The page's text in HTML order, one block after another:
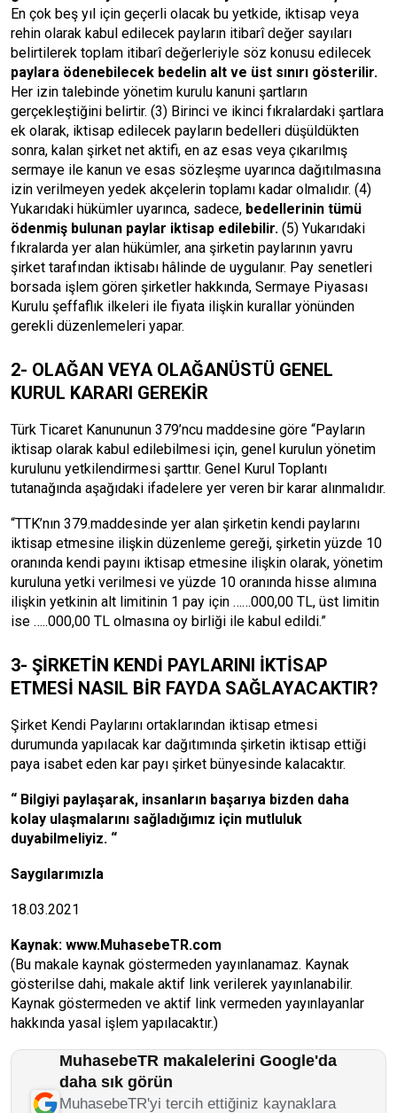
En çok beş yıl için geçerli olacak bu yetkide, iktisap veya
rehin olarak kabul edilecek payların itibarî değer sayıları
belirtilerek toplam itibarî değerleriyle söz konusu edilecek
paylara ödenebilecek bedelin alt ve üst sınırı gösterilir.
Her izin talebinde yönetim kurulu kanuni şartların
gerçekleştiğini belirtir. (3) Birinci ve ikinci fıkralardaki şartlara
ek olarak, iktisap edilecek payların bedelleri düşüldükten
sonra, kalan şirket net aktifi, en az esas veya çıkarılmış
sermaye ile kanun ve esas sözleşme uyarınca dağıtılmasına
izin verilmeyen yedek akçelerin toplamı kadar olmalıdır. (4)
Yukarıdaki hükümler uyarınca, sadece, bedellerinin tümü
ödenmiş bulunan paylar iktisap edilebilir. (5) Yukarıdaki
fıkralarda yer alan hükümler, ana şirketin paylarının yavru
şirket tarafından iktisabı hâlinde de uygulanır. Pay senetleri
borsada işlem gören şirketler hakkında, Sermaye Piyasası
Kurulu şeffaflık ilkeleri ile fiyata ilişkin kurallar yönünden
gerekli düzenlemeleri yapar.
2- OLAĞAN VEYA OLAĞANÜSTÜ GENEL
KURUL KARARI GEREKİR
Türk Ticaret Kanununun 379’ncu maddesine göre “Payların
iktisap olarak kabul edilebilmesi için, genel kurulun yönetim
kurulunu yetkilendirmesi şarttır. Genel Kurul Toplantı
tutanağında aşağıdaki ifadelere yer veren bir karar alınmalıdır.
“TTK’nın 379.maddesinde yer alan şirketin kendi paylarını
iktisap etmesine ilişkin düzenleme gereği, şirketin yüzde 10
oranında kendi payını iktisap etmesine ilişkin olarak, yönetim
kuruluna yetki verilmesi ve yüzde 10 oranında hisse alımına
ilişkin yetkinin alt limitinin 1 pay için ……000,00 TL, üst limitin
ise …..000,00 TL olmasına oy birliği ile kabul edildi.”
3- ŞİRKETİN KENDİ PAYLARINI İKTİSAP
ETMESİ NASIL BİR FAYDA SAĞLAYACAKTIR?
Şirket Kendi Paylarını ortaklarından iktisap etmesi
durumunda yapılacak kar dağıtımında şirketin iktisap ettiği
paya isabet eden kar payı şirket bünyesinde kalacaktır.
“ Bilgiyi paylaşarak, insanların başarıya bizden daha
kolay ulaşmalarını sağladığımız için mutluluk
duyabilmeliyiz. “
Saygılarımızla
18.03.2021
Kaynak: www.MuhasebeTR.com
(Bu makale kaynak göstermeden yayınlanamaz. Kaynak
gösterilse dahi, makale aktif link verilerek yayınlanabilir.
Kaynak göstermeden ve aktif link vermeden yayınlayanlar
hakkında yasal işlem yapılacaktır.)
MuhasebeTR makalelerini Google'da
daha sık görün
MuhasebeTR'yi tercih ettiğiniz kaynaklara